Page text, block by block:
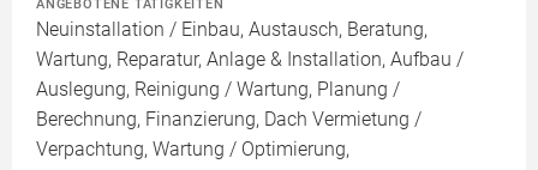
Neuinstallation / Einbau, Austausch, Beratung,
Wartung, Reparatur, Anlage & Installation, Aufbau /
Auslegung, Reinigung / Wartung, Planung /
Berechnung, Finanzierung, Dach Vermietung /
Verpachtung, Wartung / Optimierung,